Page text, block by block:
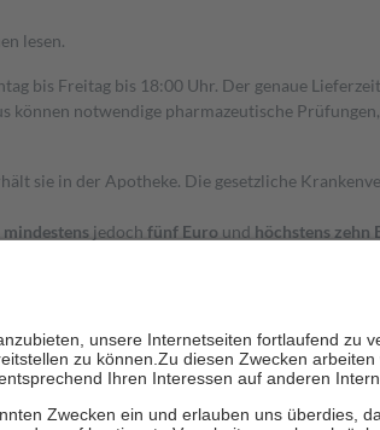
lesen.
bis Freitag bis 18:00 Uhr. Der genaue
notwendige pharmazeutische
sie in der Apotheke. Die gesetzliche
mindestens jedoch fünf Euro und höchstens zehn
Stellung der Familie zu unterstützen, fallen